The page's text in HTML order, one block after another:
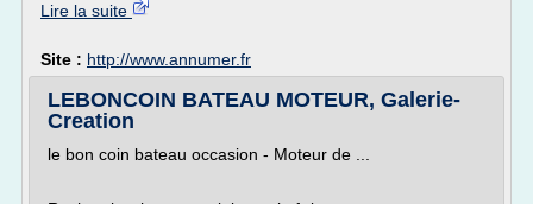
Lire la suite
Site : http://www.annumer.fr
LEBONCOIN BATEAU MOTEUR, Galerie-
Creation
le bon coin bateau occasion - Moteur de ...